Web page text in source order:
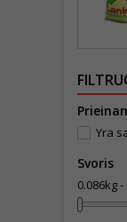
Yra
Svoris
0.086kg -